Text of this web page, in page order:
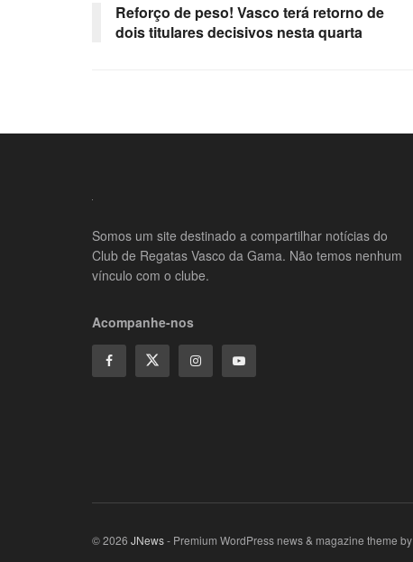
Reforço de peso! Vasco terá retorno de
dois titulares decisivos nesta quarta
Somos um site destinado a compartilhar notícias do
Club de Regatas Vasco da Gama. Não temos nenhum
vínculo com o clube.
Acompanhe-nos
© 2026 JNews- Premium WordPress news & magazine theme by